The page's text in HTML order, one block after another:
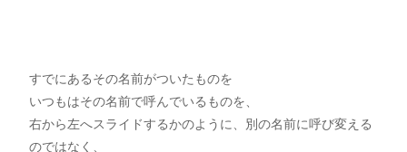
すでにあるその名前がついたものを
いつもはその名前で呼んでいるものを、
右から左へスライドするかのように、別の名前に呼び変える
のではなく、